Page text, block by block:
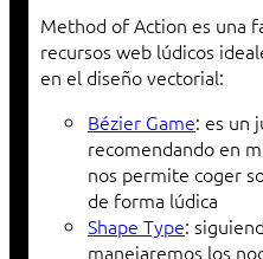
Method of Action es una
recursos web lúdicos
en el diseño vectorial:
Bézier Game: es un
recomendando en
nos permite coger
de forma lúdica
Shape Type:
manejaremos los